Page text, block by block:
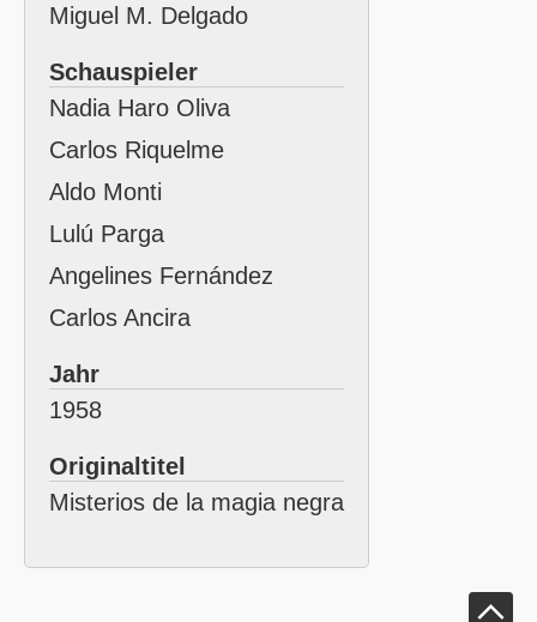
Miguel M. Delgado
Schauspieler
Nadia Haro Oliva
Carlos Riquelme
Aldo Monti
Lulú Parga
Angelines Fernández
Carlos Ancira
Jahr
1958
Originaltitel
Misterios de la magia negra
Klick